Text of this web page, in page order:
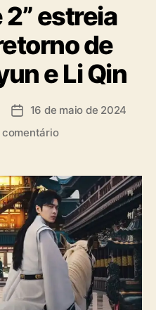
2” estreia
de
e Li Qin
D
d
e
p
u
b
i
c
a
16 de maio de 2024
comentárioe
J
o
y
o
f
L